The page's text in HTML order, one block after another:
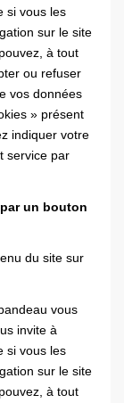
si vous les
sur le site
à tout
ou refuser
vos données
» présent
indiquer votre
service par
un bouton
du site sur
vous
invite à
si vous les
sur le site
à tout